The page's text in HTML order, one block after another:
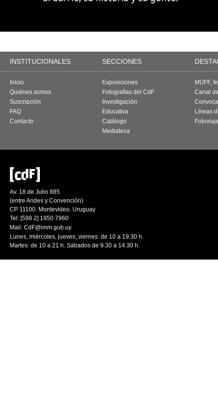
INSTITUCIONALES SECCIONES
Inicio
Quiénes somos
Suscripción
FAQ
Contacto
Exposiciones
Fotografías del CdF
Investigación
Educativa
Catálogo
Mediateca
MUFF,
Canal
Líneas
Av. 18 de Julio 885
(entre Andes y Convención)
CP 11100. Montevideo. Uruguay
Tel: [598 2] 1950 7960
Mail: CdF@imm.gub.uy
Lunes, miércoles, jueves, viernes: de 10 a 19.30 h.
Martes: de 10 a 21 h. Sábados de 9.30 a 14.30 h.